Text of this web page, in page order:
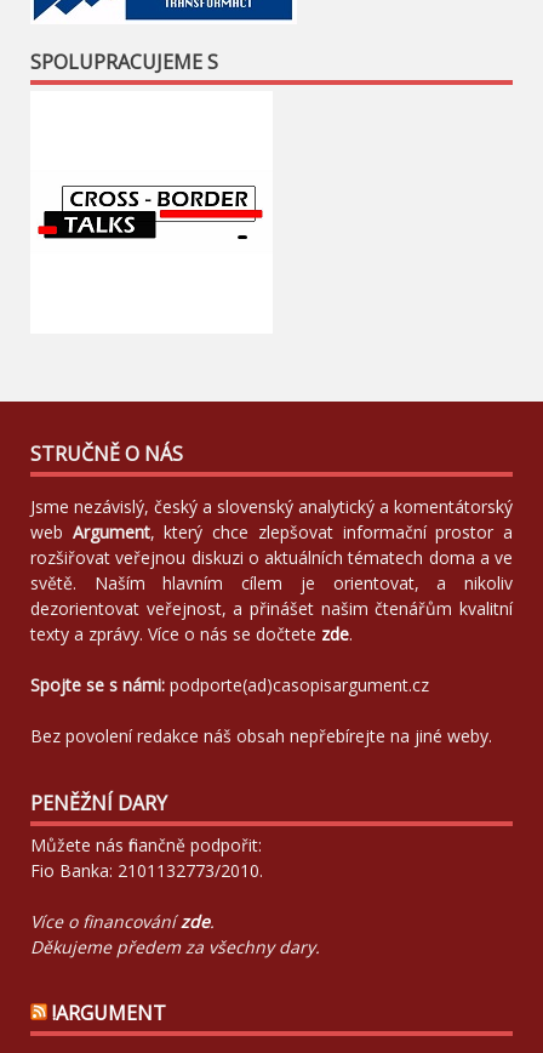
SPOLUPRACUJEME S
STRUČNĚ O NÁS
Jsme nezávislý, český a slovenský analytický a komentátorský
web Argument, který chce zlepšovat informační prostor a
rozšiřovat veřejnou diskuzi o aktuálních tématech doma a ve
světě. Naším hlavním cílem je orientovat, a nikoliv
dezorientovat veřejnost, a přinášet našim čtenářům kvalitní
texty a zprávy. Více o nás se dočtete zde.
Spojte se s námi: podporte(ad)casopisargument.cz
Bez povolení redakce náš obsah nepřebírejte na jiné weby.
PENĚŽNÍ DARY
Můžete nás finančně podpořit:
Fio Banka: 2101132773/2010.
Více o financovánízde.
Děkujeme předem za všechny dary.
!ARGUMENT